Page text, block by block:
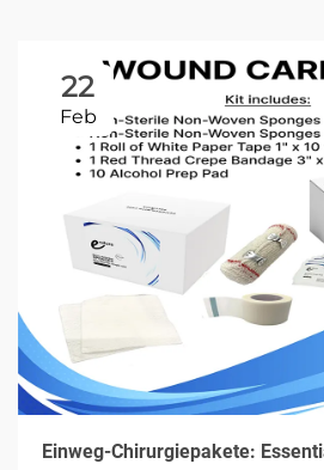
22
Feb
Einweg-Chirurgiepakete: